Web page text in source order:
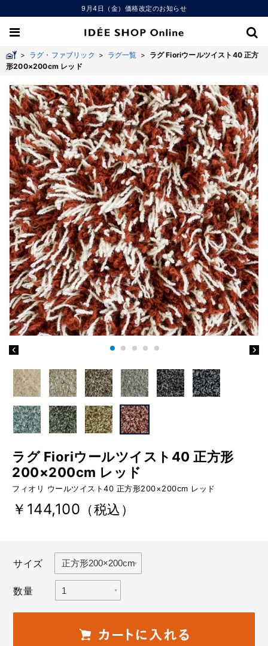
9月4日（金）価格改定のお知らせ
> ラグ・ファブリック > ラグ一覧 > ラグ Fioriウールツイスト40 正方
形200×200cm レッド
ラグ Fioriウールツイスト40 正方形
200×200cm レッド
フィオリ ウールツイスト40 正方形200×200cm レッド
￥144,100 （税込）
サイズ
数量